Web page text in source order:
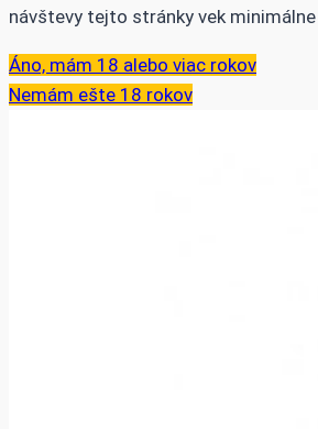
návštevy tejto stránky vek
Áno, mám 18 alebo viac rokov
Nemám ešte 18 rokov